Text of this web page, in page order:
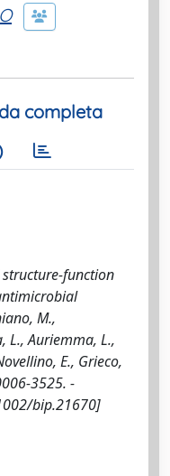
completa
function
M.,
L., Auriemma, L.,
E., Grieco,
3525. -
bip.21670]